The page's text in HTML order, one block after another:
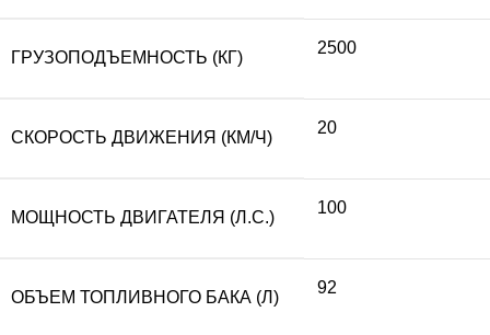
ГРУЗОПОДЪЕМНОСТЬ (КГ)
2500
СКОРОСТЬ ДВИЖЕНИЯ (КМ/Ч)
20
МОЩНОСТЬ ДВИГАТЕЛЯ (Л.С.)
100
ОБЪЕМ ТОПЛИВНОГО БАКА (Л)
92